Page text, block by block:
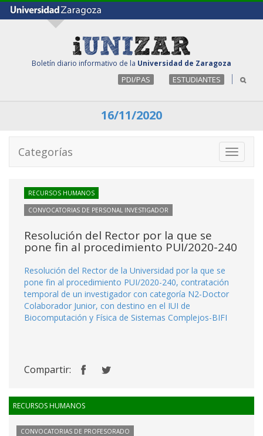
Boletín diario informativo de la Universidad de Zaragoza
PDI/PAS ESTUDIANTES
16/11/2020
Toggle
Categorías
RECURSOS HUMANOS
CONVOCATORIAS DE PERSONAL INVESTIGADOR
Resolución del Rector por la que se
pone fin al procedimiento PUI/2020-240
Resolución del Rector de la Universidad por la que se
pone fin al procedimiento PUI/2020-240, contratación
temporal de un investigador con categoría N2-Doctor
Colaborador Junior, con destino en el IUI de
Biocomputación y Física de Sistemas Complejos-BIFI
Compartir:
RECURSOS HUMANOS
CONVOCATORIAS DE PROFESORADO